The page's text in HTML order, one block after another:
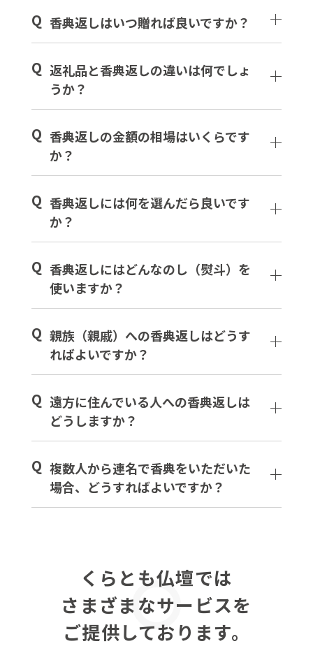
Q 香典返しはいつ贈れば良いですか？
Q 返礼品と香典返しの違いは何でしょ
うか？
Q 香典返しの金額の相場はいくらです
か？
Q 香典返しには何を選んだら良いです
か？
Q 香典返しにはどんなのし（熨斗）を
使いますか？
Q 親族（親戚）への香典返しはどうす
ればよいですか？
Q 遠方に住んでいる人への香典返しは
どうしますか？
Q 複数人から連名で香典をいただいた
場合、どうすればよいですか？
くらとも仏壇では
さまざまなサービスを
ご提供しております。